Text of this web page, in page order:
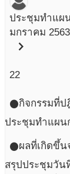
ประชุมทำแผ
มกราคม 2563
chevron_right
22
circleกิจกรรมที่ป
ประชุมทำแผน
circleผลที่เกิดขึ้น
สรุปประชุมวัน